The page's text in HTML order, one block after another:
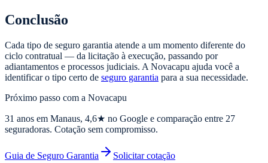
Conclusão
Cada tipo de seguro garantia atende a um momento diferente do
ciclo contratual — da licitação à execução, passando por
adiantamentos e processos judiciais. A Novacapu ajuda você a
identificar o tipo certo de seguro garantia para a sua necessidade.
Próximo passo com a Novacapu
31 anos em Manaus, 4,6★ no Google e comparação entre 27
seguradoras. Cotação sem compromisso.
Guia de Seguro Garantia Solicitar cotação